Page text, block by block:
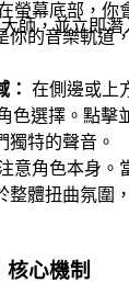
師，並立即潛
螢幕底部，你
你的音樂軌道
： 在側邊或上
角色選擇。點
獨特的聲音。
意角色本身。
整體扭曲氛圍
心機制